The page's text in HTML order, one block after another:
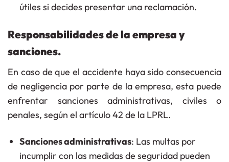
útiles si decides presentar una reclamación.
Responsabilidades de la empresa y
sanciones.
En caso de que el accidente haya sido consecuencia
de negligencia por parte de la empresa, esta puede
enfrentar sanciones administrativas, civiles o
penales, según el artículo 42 de la LPRL.
Sanciones administrativas: Las multas por
incumplir con las medidas de seguridad pueden